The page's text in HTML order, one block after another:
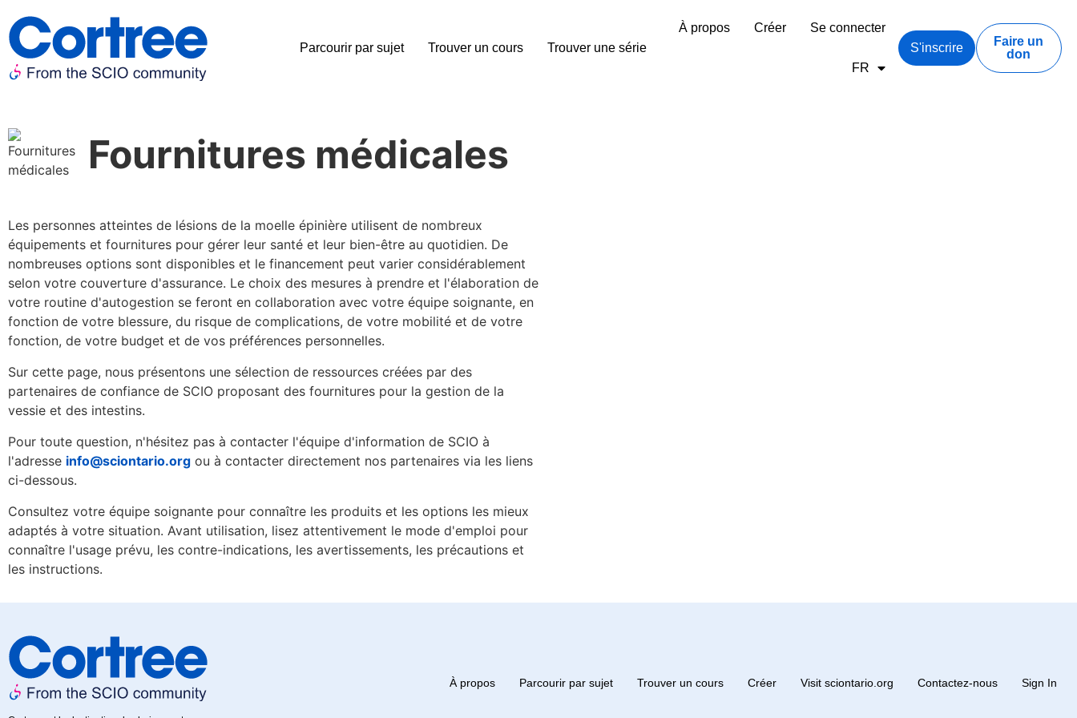
Parcourir par sujet Trouver un cours Trouver une série
À propos Créer Se connecter
FR
S'inscrire
Faire un
don
Fournitures médicales
Les personnes atteintes de lésions de la moelle épinière utilisent de nombreux
équipements et fournitures pour gérer leur santé et leur bien-être au quotidien. De
nombreuses options sont disponibles et le financement peut varier considérablement
selon votre couverture d'assurance. Le choix des mesures à prendre et l'élaboration de
votre routine d'autogestion se feront en collaboration avec votre équipe soignante, en
fonction de votre blessure, du risque de complications, de votre mobilité et de votre
fonction, de votre budget et de vos préférences personnelles.
Sur cette page, nous présentons une sélection de ressources créées par des
partenaires de confiance de SCIO proposant des fournitures pour la gestion de la
vessie et des intestins.
Pour toute question, n'hésitez pas à contacter l'équipe d'information de SCIO à
l'adresse info@sciontario.org ou à contacter directement nos partenaires via les liens
ci-dessous.
Consultez votre équipe soignante pour connaître les produits et les options les mieux
adaptés à votre situation. Avant utilisation, lisez attentivement le mode d'emploi pour
connaître l'usage prévu, les contre-indications, les avertissements, les précautions et
les instructions.
À propos Parcourir par sujet Trouver un cours Créer Visit sciontario.org Contactez-nous Sign In